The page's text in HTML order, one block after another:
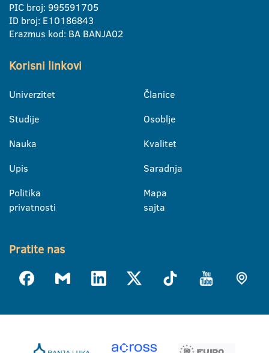
PIC broj: 995591705
ID broj: E10186843
Erazmus kod: BA BANJA02
Korisni linkovi
Univerzitet
Studije
Nauka
Upis
Politika
privatnosti
Članice
Osoblje
Kvalitet
Saradnja
Mapa
sajta
Pratite nas